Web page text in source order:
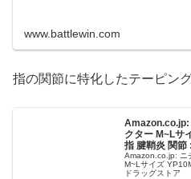
www.battlewin.com
指の関節に特化したテーピン
Amazon.co.jp:
クター M~Lサ
指 腱鞘炎 関節
Amazon.co.jp: ニ
M~Lサイズ
ドラッグストア